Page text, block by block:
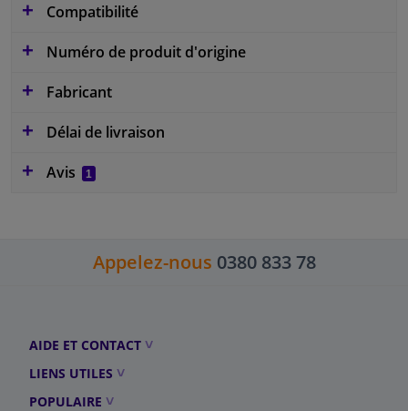
Compatibilité
Numéro de produit d'origine
Fabricant
Délai de livraison
Avis
1
Appelez-nous 0380 833 78
AIDE ET CONTACT
LIENS UTILES
POPULAIRE